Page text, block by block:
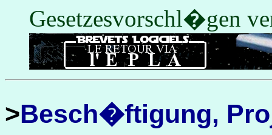
Gesetzesvorschl�gen
Besch�ftigung,